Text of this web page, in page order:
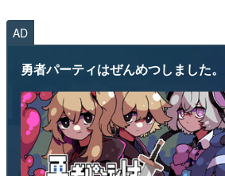
AD
勇者パーティはぜんめつしました。